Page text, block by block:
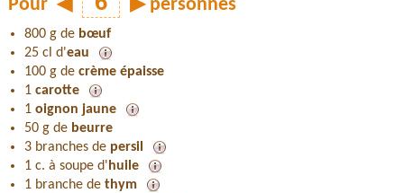
Pour ◀ ▶ personnes
800 g de bœuf
25 cl d'eau
100 g de crème épaisse
1 carotte
1 oignon jaune
50 g de beurre
3 branches de persil
1 c. à soupe d' huile
1 branche de thym